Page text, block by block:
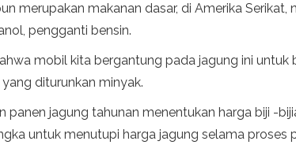
merupakan makanan dasar, di Amerika
pengganti bensin.
mobil kita bergantung pada jagung ini untuk
diturunkan minyak.
panen jagung tahunan menentukan harga biji -
untuk menutupi harga jagung selama proses